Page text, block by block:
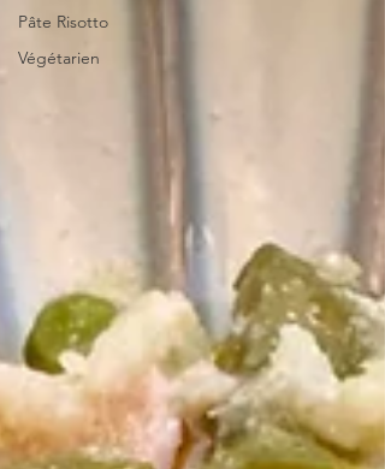
Pâte Risotto
Végétarien